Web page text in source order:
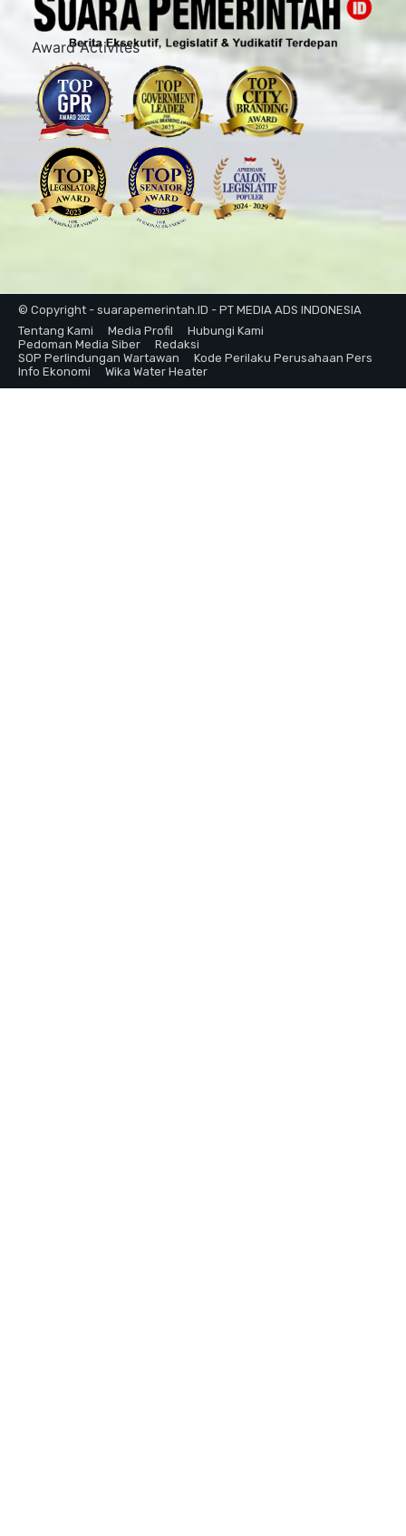
Award Activites
© Copyright - suarapemerintah.ID - PT MEDIA ADS INDONESIA
Tentang Kami
Media Profil
Hubungi Kami
Pedoman Media Siber
Redaksi
SOP Perlindungan Wartawan
Kode Perilaku Perusahaan Pers
Info Ekonomi
Wika Water Heater